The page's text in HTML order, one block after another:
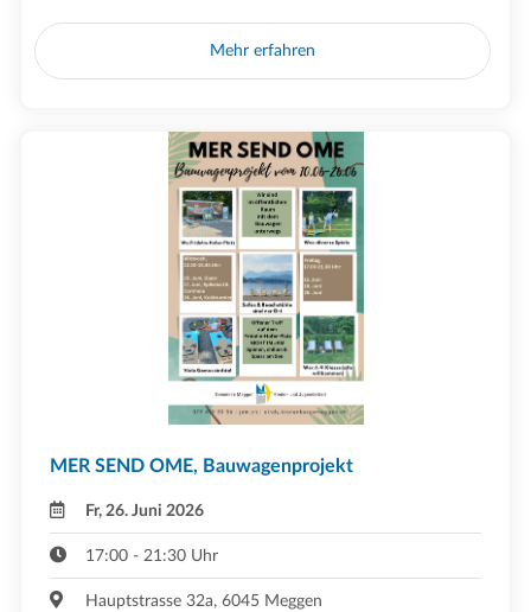
Mehr erfahren
MER SEND OME, Bauwagenprojekt
Fr, 26. Juni 2026
17:00 - 21:30 Uhr
Hauptstrasse 32a, 6045 Meggen